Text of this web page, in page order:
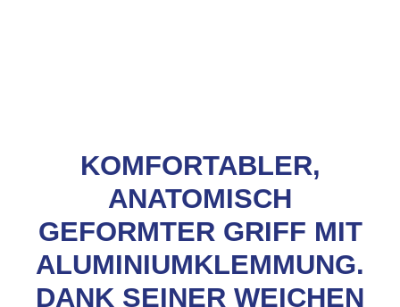
KOMFORTABLER,
ANATOMISCH
GEFORMTER GRIFF MIT
ALUMINIUMKLEMMUNG.
DANK SEINER WEICHEN